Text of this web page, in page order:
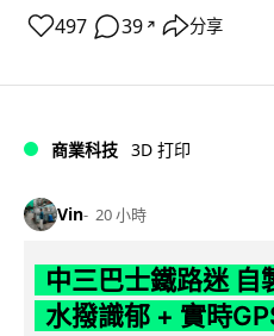
497 39 ↗ 分享
商業科技 3D 打印
Vin 20 小時
中三巴士鐵路迷 自
水撥識郁 + 實時